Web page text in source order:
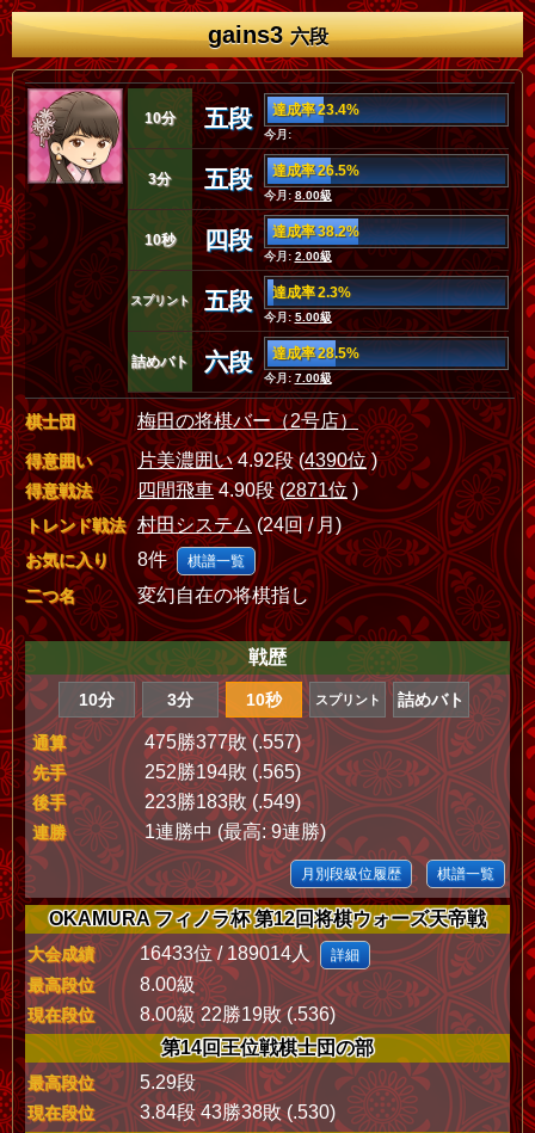
gains3六段
10分 五段 達成率 23.4%
今月:
3分 五段 達成率 26.5%
今月:8.00級
10秒 四段 達成率 38.2%
今月: 2.00級
スプリント 五段 達成率 2.3%
今月:5.00級
詰めバト 六段 達成率 28.5%
今月:7.00級
棋士団 梅田の将棋バー（2号店）
得意囲い 片美濃囲い4.92段 (4390位)
得意戦法 四間飛車4.90段 (2871位 )
トレンド戦法 村田システム(24回 / 月)
お気に入り 8件 棋譜一覧
二つ名 変幻自在の将棋指し
戦歴
10分 3分 10秒 スプリント 詰めバト
通算 475勝377敗 (.557)
先手 252勝194敗 (.565)
後手 223勝183敗 (.549)
連勝 1連勝中 (最高: 9連勝)
月別段級位履歴 棋譜一覧
OKAMURA フィノラ杯 第12回将棋ウォーズ天帝戦
大会成績 16433位 / 189014人 詳細
最高段位 8.00級
現在段位
8.00級 22勝19敗 (.536)
第14回王位戦棋士団の部
最高段位 5.29段
現在段位
3.84段 43勝38敗 (.530)